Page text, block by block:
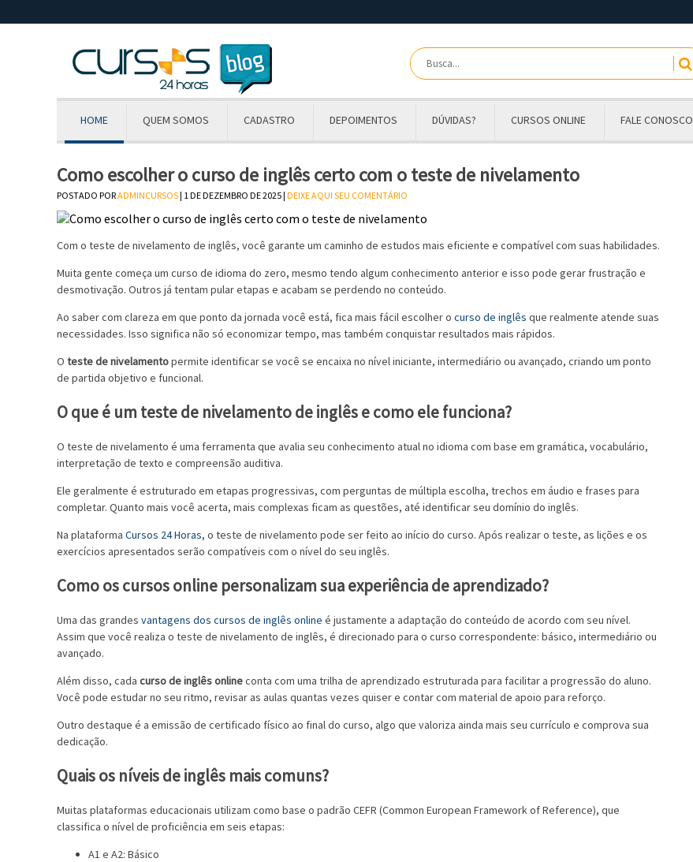
HOME QUEM SOMOS CADASTRO DEPOIMENTOS DÚVIDAS? CURSOS ONLINE FALE CONOSCO
Como escolher o curso de inglês certo com o teste de nivelamento
POSTADO PORADMINCURSOS| 1 DE DEZEMBRO DE 2025 | DEIXE AQUI SEU COMENTÁRIO
Com o teste de nivelamento de inglês, você garante um caminho de estudos mais eficiente e compatível com suas habilidades.
Muita gente começa um curso de idioma do zero, mesmo tendo algum conhecimento anterior e isso pode gerar frustração e
desmotivação. Outros já tentam pular etapas e acabam se perdendo no conteúdo.
Ao saber com clareza em que ponto da jornada você está, fica mais fácil escolher o curso de inglês que realmente atende suas
necessidades. Isso significa não só economizar tempo, mas também conquistar resultados mais rápidos.
O teste de nivelamentopermite identificar se você se encaixa no nível iniciante, intermediário ou avançado, criando um ponto
de partida objetivo e funcional.
O que é um teste de nivelamento de inglês e como ele funciona?
O teste de nivelamento é uma ferramenta que avalia seu conhecimento atual no idioma com base em gramática, vocabulário,
interpretação de texto e compreensão auditiva.
Ele geralmente é estruturado em etapas progressivas, com perguntas de múltipla escolha, trechos em áudio e frases para
completar. Quanto mais você acerta, mais complexas ficam as questões, até identificar seu domínio do inglês.
Na plataforma Cursos 24 Horas, o teste de nivelamento pode ser feito ao início do curso. Após realizar o teste, as lições e os
exercícios apresentados serão compatíveis com o nível do seu inglês.
Como os cursos online personalizam sua experiência de aprendizado?
Uma das grandes vantagens dos cursos de inglês online é justamente a adaptação do conteúdo de acordo com seu nível.
Assim que você realiza o teste de nivelamento de inglês, é direcionado para o curso correspondente: básico, intermediário ou
avançado.
Além disso, cada curso de inglês onlineconta com uma trilha de aprendizado estruturada para facilitar a progressão do aluno.
Você pode estudar no seu ritmo, revisar as aulas quantas vezes quiser e contar com material de apoio para reforço.
Outro destaque é a emissão de certificado físico ao final do curso, algo que valoriza ainda mais seu currículo e comprova sua
dedicação.
Quais os níveis de inglês mais comuns?
Muitas plataformas educacionais utilizam como base o padrão CEFR (Common European Framework of Reference), que
classifica o nível de proficiência em seis etapas:
A1 e A2: Básico